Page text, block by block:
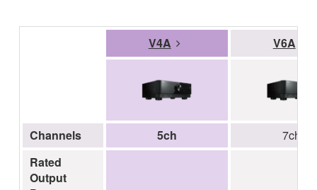
V4A V6A
Channels 5ch
7ch
Rated
Output